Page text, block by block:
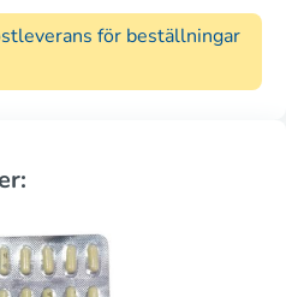
för beställningar